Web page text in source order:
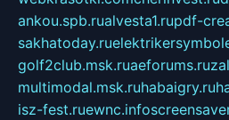
ankou.spb.rualvesta1.rupdf-
sakhatoday.ru
golf2club.msk.ruaeforums.ru
multimodal.msk.ruhabaigry.ru
isz-fest.ruewnc.info